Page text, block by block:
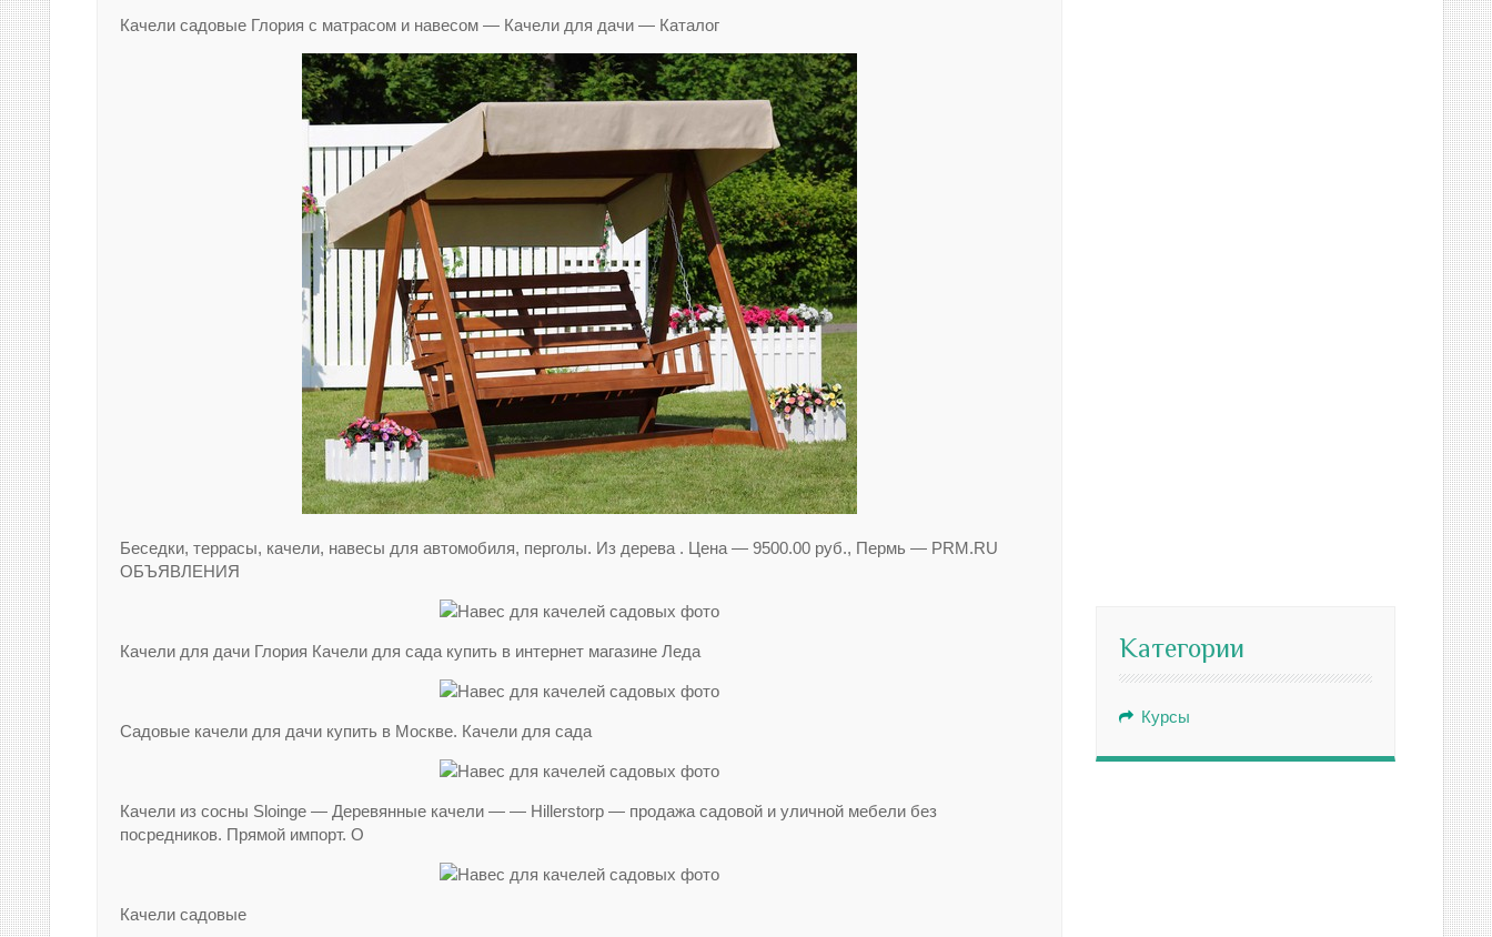
Качели садовые Глория с матрасом и навесом — Качели для дачи — Каталог
Беседки, террасы, качели, навесы для автомобиля, перголы. Из дерева . Цена — 9500.00 руб., Пермь — PRM.RU
ОБЪЯВЛЕНИЯ
Качели для дачи Глория Качели для сада купить в интернет магазине Леда
Садовые качели для дачи купить в Москве. Качели для сада
Качели из сосны Sloinge — Деревянные качели — — Hillerstorp — продажа садовой и уличной мебели без
посредников. Прямой импорт. О
Качели садовые
Категории
Курсы